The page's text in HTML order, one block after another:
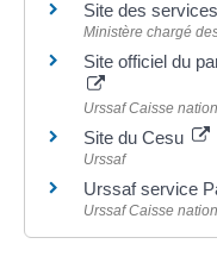
Site des
Ministère chargé
Site officiel du
Urssaf Caisse
Site du Cesu
Urssaf
Urssaf service
Urssaf Caisse